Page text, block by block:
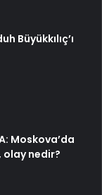
Büyükkılıç’ı
Moskova’da
olay nedir?